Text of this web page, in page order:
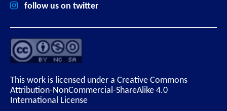
follow us on twitter
This work is licensed under a Creative Commons
Attribution-NonCommercial-ShareAlike 4.0
International License